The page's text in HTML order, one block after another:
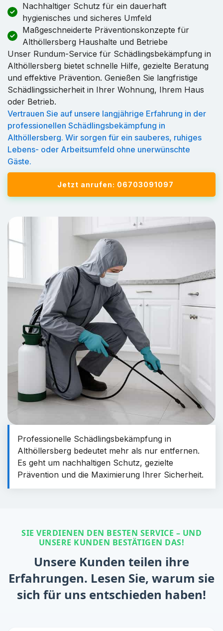
Nachhaltiger Schutz für ein dauerhaft
hygienisches und sicheres Umfeld
Maßgeschneiderte Präventionskonzepte für
Althöllersberg Haushalte und Betriebe
Unser Rundum-Service für Schädlingsbekämpfung in
Althöllersberg bietet schnelle Hilfe, gezielte Beratung
und effektive Prävention. Genießen Sie langfristige
Schädlingssicherheit in Ihrer Wohnung, Ihrem Haus
oder Betrieb.
Vertrauen Sie auf unsere langjährige Erfahrung in der
professionellen Schädlingsbekämpfung in
Althöllersberg. Wir sorgen für ein sauberes, ruhiges
Lebens- oder Arbeitsumfeld ohne unerwünschte
Gäste.
Jetzt anrufen: 06703091097
Professionelle Schädlingsbekämpfung in
Althöllersberg bedeutet mehr als nur entfernen.
Es geht um nachhaltigen Schutz, gezielte
Prävention und die Maximierung Ihrer Sicherheit.
SIE VERDIENEN DEN BESTEN SERVICE – UND
UNSERE KUNDEN BESTÄTIGEN DAS!
Unsere Kunden teilen ihre
Erfahrungen. Lesen Sie, warum sie
sich für uns entschieden haben!